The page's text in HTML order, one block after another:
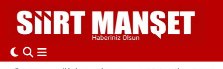
GÜNDEM
EĞİTİM
Siirt Nöbetçi Eczaneler
Siirt Hava Durumu